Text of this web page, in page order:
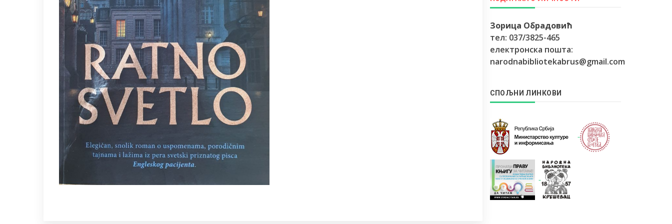
Зорица Обрадовић
тел: 037/3825-465
електронска пошта:
narodnabibliotekabrus@gmail.com
СПОЉНИ ЛИНКОВИ